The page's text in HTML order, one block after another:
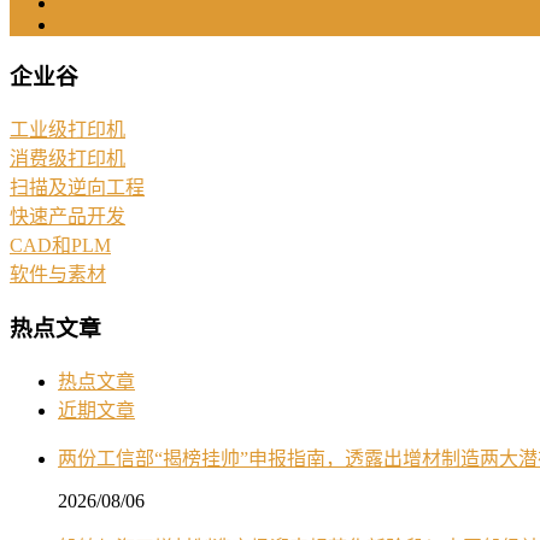
企业谷
工业级打印机
消费级打印机
扫描及逆向工程
快速产品开发
CAD和PLM
软件与素材
热点文章
热点文章
近期文章
两份工信部“揭榜挂帅”申报指南，透露出增材制造两大
2026/08/06